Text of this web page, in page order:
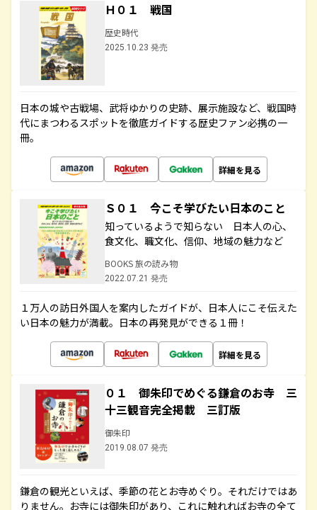
Ｈ０１ 戦国
歴史時代
2025.10.23 発売
日本の城や古戦場、武将ゆかりの史跡、展示施設など、戦国時
代にまつわるスポットを徹底ガイドする歴史ファン必携の一
冊。
詳細を見る
Ｓ０１ 今こそ学びたい日本のこと
知っているようで知らない 日本人の心、
食文化、職文化、信仰、地域の魅力など
BOOKS 旅の読み物
2022.07.21 発売
１万人の訪日外国人を案内したガイドが、日本人にこそ伝えた
い日本の魅力が満載。日本の再発見ができる１冊！
詳細を見る
０１ 御朱印でめぐる鎌倉のお寺 三
十三観音完全掲載 三訂版
御朱印
2019.08.07 発売
鎌倉の観光といえば、季節の花とお寺めぐり。それだけではあ
りません。お寺には御朱印があり、これに触れればお寺の全て